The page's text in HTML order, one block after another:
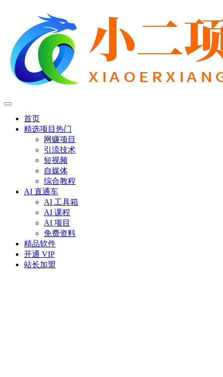
首页
精选项目 热门
网赚项目
引流技术
短视频
自媒体
综合教程
AI 直通车
AI 工具箱
AI 课程
AI 项目
免费资料
精品软件
开通 VIP
站长加盟